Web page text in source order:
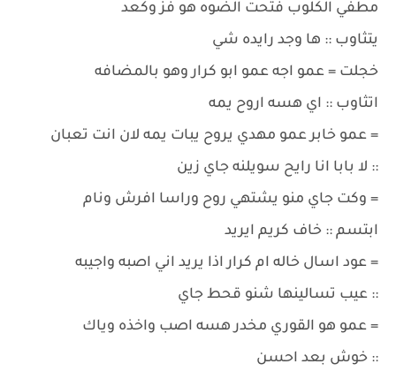
مطفي الكلوب فتحت الضوه هو فز وكعد
يتثاوب :: ها وجد رايده شي
خجلت = عمو اجه عمو ابو كرار وهو بالمضافه
اتثاوب :: اي هسه اروح يمه
= عمو خابر عمو مهدي يروح يبات يمه لان انت تعبان
:: لا بابا انا رايح سويلنه جاي زين
= وكت جاي منو يشتهي روح وراسا افرش ونام
ابتسم :: خاف كريم ايريد
= عود اسال خاله ام كرار اذا يريد اني اصبه واجيبه
:: عيب تسالينها شنو قحط جاي
= عمو هو القوري مخدر هسه اصب واخذه وياك
:: خوش بعد احسن